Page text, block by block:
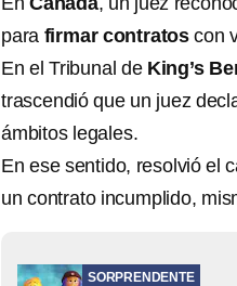
para firmar contratoscon
En el Tribunal deKing’s
trascendió que un juez
ámbitos legales.
En ese sentido, resolvió el
un contrato incumplido,
SORPRENDENTE